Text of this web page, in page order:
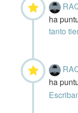
ha
tanto
ha